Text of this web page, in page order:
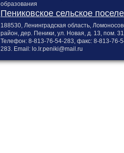
образования
Пениковское сельское
188530, Ленинградская область,
район, дер. Пеники, ул. Новая, д. 13, пом. 31
Телефон: 8-813-76-54-283, факс: 8-813-76-
283. Email: lo.lr.peniki@mail.ru